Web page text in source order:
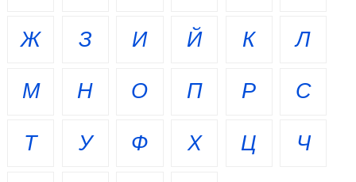
Ж З И Й К Л
М Н О П Р С
Т У Ф Х Ц Ч